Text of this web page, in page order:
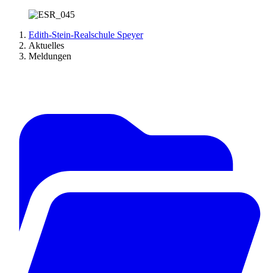
Edith-Stein-Realschule Speyer
Aktuelles
Meldungen